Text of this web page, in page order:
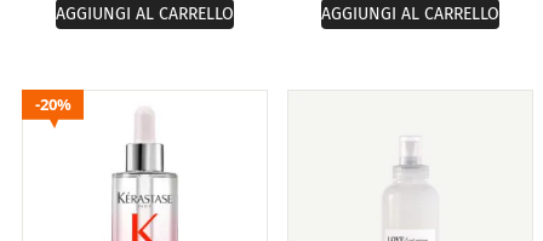
AGGIUNGI AL CARRELLO AGGIUNGI AL CARRELLO
20%